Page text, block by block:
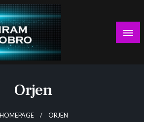
Orjen
HOMEPAGE ORJEN